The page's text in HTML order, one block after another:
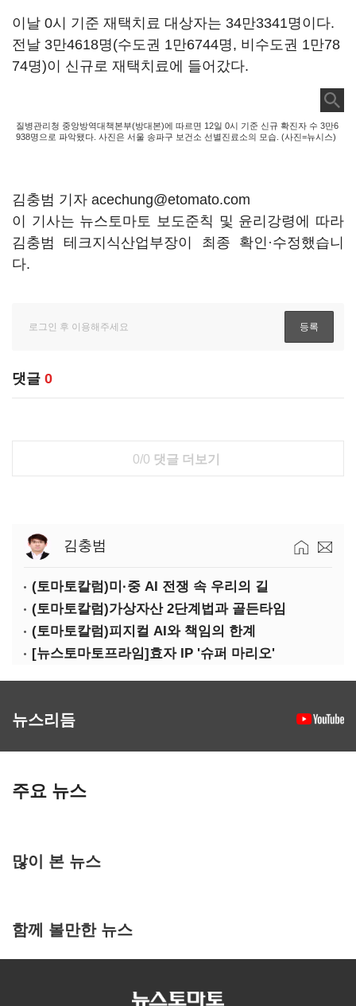
이날 0시 기준 재택치료 대상자는 34만3341명이다.
전날 3만4618명(수도권 1만6744명, 비수도권 1만78
74명)이 신규로 재택치료에 들어갔다.
질병관리청 중앙방역대책본부(방대본)에 따르면 12일 0시 기준 신규 확진자 수 3만6
938명으로 파악됐다. 사진은 서울 송파구 보건소 선별진료소의 모습. (사진=뉴시스)
김충범 기자 acechung@etomato.com
이 기사는 뉴스토마토 보도준칙 및 윤리강령에 따라
김충범 테크지식산업부장이 최종 확인·수정했습니
다.
댓글 0
0/0 댓글 더보기
김충범
(토마토칼럼)미·중 AI 전쟁 속 우리의 길
(토마토칼럼)가상자산 2단계법과 골든타임
(토마토칼럼)피지컬 AI와 책임의 한계
[뉴스토마토프라임]효자 IP '슈퍼 마리오'
뉴스리듬
주요 뉴스
많이 본 뉴스
함께 볼만한 뉴스